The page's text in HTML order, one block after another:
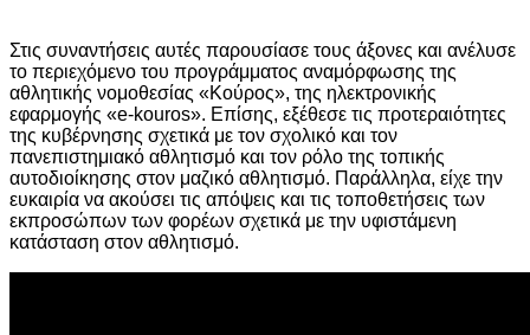
Στις συναντήσεις αυτές παρουσίασε τους άξονες και ανέλυσε
το περιεχόμενο του προγράμματος αναμόρφωσης της
αθλητικής νομοθεσίας «Κούρος», της ηλεκτρονικής
εφαρμογής «e-kouros». Επίσης, εξέθεσε τις προτεραιότητες
της κυβέρνησης σχετικά με τον σχολικό και τον
πανεπιστημιακό αθλητισμό και τον ρόλο της τοπικής
αυτοδιοίκησης στον μαζικό αθλητισμό. Παράλληλα, είχε την
ευκαιρία να ακούσει τις απόψεις και τις τοποθετήσεις των
εκπροσώπων των φορέων σχετικά με την υφιστάμενη
κατάσταση στον αθλητισμό.